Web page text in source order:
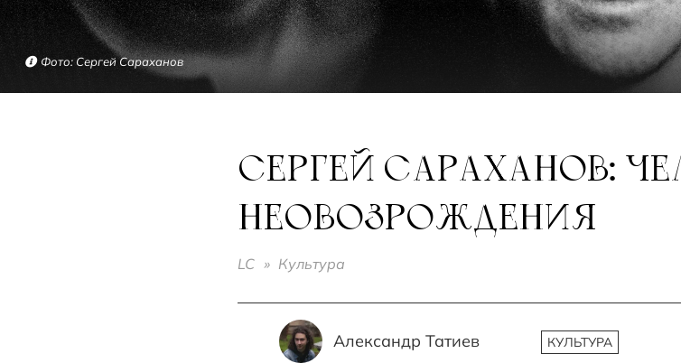
Фото: Сергей Сараханов
СЕРГЕЙ САРАХАНОВ: ЧЕЛОВЕК ЭПОХИ
НЕОВОЗРОЖДЕНИЯ
LC » Культура
Александр Татиев КУЛЬТУРА